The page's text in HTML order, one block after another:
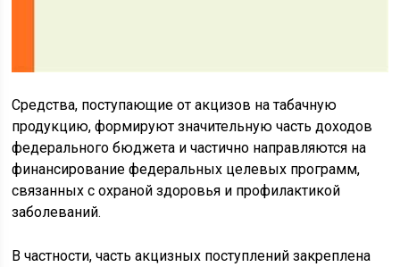
Средства, поступающие от акцизов на табачную
продукцию, формируют значительную часть доходов
федерального бюджета и частично направляются на
финансирование федеральных целевых программ,
связанных с охраной здоровья и профилактикой
заболеваний.
В частности, часть акцизных поступлений закреплена